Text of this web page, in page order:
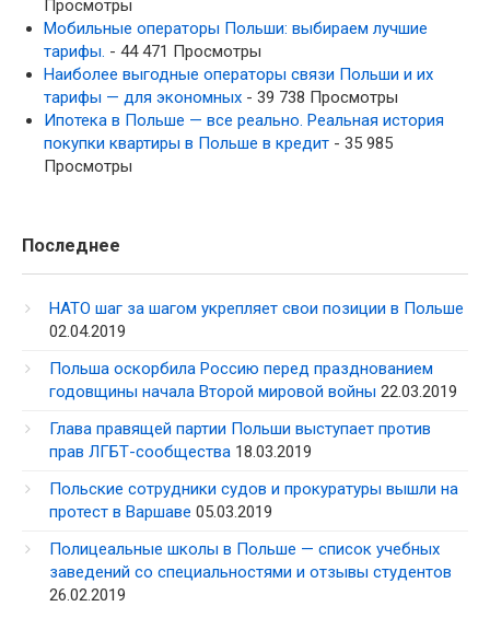
Просмотры
Мобильные операторы Польши: выбираем лучшие
тарифы. - 44 471 Просмотры
Наиболее выгодные операторы связи Польши и их
тарифы — для экономных - 39 738 Просмотры
Ипотека в Польше — все реально. Реальная история
покупки квартиры в Польше в кредит - 35 985
Просмотры
Последнее
НАТО шаг за шагом укрепляет свои позиции в Польше
02.04.2019
Польша оскорбила Россию перед празднованием
годовщины начала Второй мировой войны 22.03.2019
Глава правящей партии Польши выступает против
прав ЛГБТ-сообщества 18.03.2019
Польские сотрудники судов и прокуратуры вышли на
протест в Варшаве 05.03.2019
Полицеальные школы в Польше — список учебных
заведений со специальностями и отзывы студентов
26.02.2019